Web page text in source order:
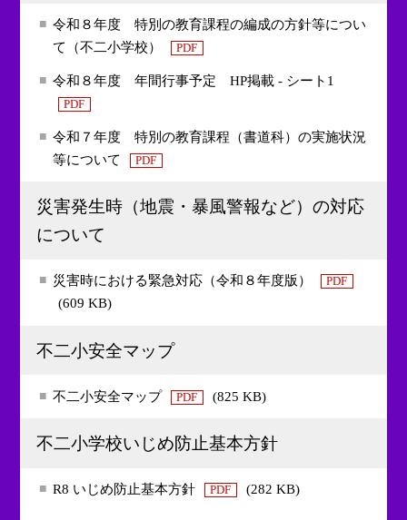
令和８年度 特別の教育課程の編成の方針等につい
て（不二小学校）
PDF
令和８年度 年間行事予定 HP掲載 - シート1
PDF
令和７年度 特別の教育課程（書道科）の実施状況
等について
PDF
災害発生時（地震・暴風警報など）の対応
について
災害時における緊急対応（令和８年度版） PDF
(609 KB)
不二小安全マップ
不二小安全マップ PDF (825 KB)
不二小学校いじめ防止基本方針
R8 いじめ防止基本方針 PDF (282 KB)